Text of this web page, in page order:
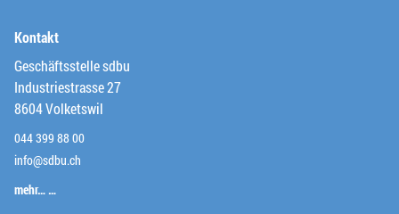
Kontakt
Geschäftsstelle sdbu
Industriestrasse 27
8604 Volketswil
044 399 88 00
info@sdbu.ch
mehr… …